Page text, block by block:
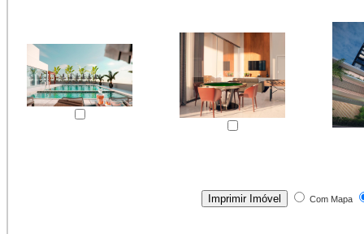
Com Mapa